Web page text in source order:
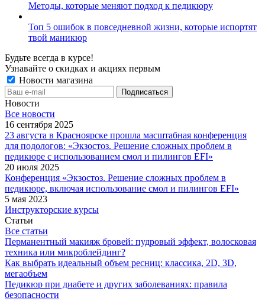
Методы, которые меняют подход к педикюру
Топ 5 ошибок в повседневной жизни, которые испортят
твой маникюр
Будьте всегда в курсе!
Узнавайте о скидках и акциях первым
Новости магазина
Новости
Все новости
16 сентября 2025
23 августа в Красноярске прошла масштабная конференция
для подологов: «Экзостоз. Решение сложных проблем в
педикюре с использованием смол и пилингов EFI»
20 июля 2025
Конференция «Экзостоз. Решение сложных проблем в
педикюре, включая использование смол и пилингов EFI»
5 мая 2023
Инструкторские курсы
Статьи
Все статьи
Перманентный макияж бровей: пудровый эффект, волосковая
техника или микроблейдинг?
Как выбрать идеальный объем ресниц: классика, 2D, 3D,
мегаобъем
Педикюр при диабете и других заболеваниях: правила
безопасности